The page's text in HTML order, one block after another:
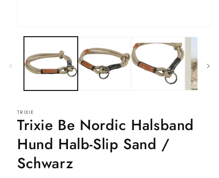
öffnen
TRIXIE
Trixie Be Nordic Halsband
Hund Halb-Slip Sand /
Schwarz